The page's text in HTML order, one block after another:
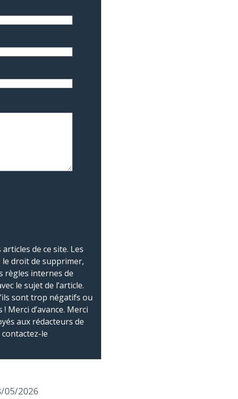
de ce site. Les
droit de supprimer,
règles internes de
le sujet de l’article.
sont trop négatifs ou
Merci d’avance. Merci
aux rédacteurs de
le
05/2026